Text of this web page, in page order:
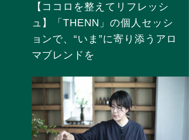
【ココロを整えてリフレッシ
ュ】「THENN」の個人セッシ
ョンで、“いま”に寄り添うアロ
マブレンドを